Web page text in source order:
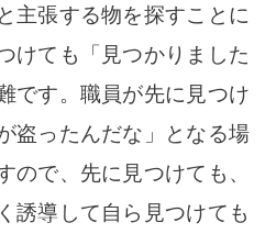
主張する物を探すことに
けても「見つかりました
です。職員が先に見つけ
盗ったんだな」となる場
ので、先に見つけても、
誘導して自ら見つけても